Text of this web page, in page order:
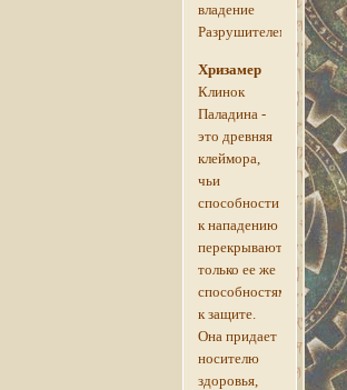
владение
Разрушителем.
Хризамер
Клинок
Паладина -
это древняя
клеймора,
чьи
способности
к нападению
перекрываются
только ее же
способностями
к защите.
Она придает
носителю
здоровья,